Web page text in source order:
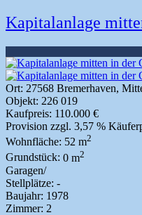
Kapitalanlage
Ort: 27568 Bremerhaven,
Objekt: 226 019
Kaufpreis: 110.000 €
Provision zzgl. 3,57 %
Wohnfläche: 52 m2
Grundstück: 0 m2
Garagen/
Stellplätze: -
Baujahr: 1978
Zimmer: 2